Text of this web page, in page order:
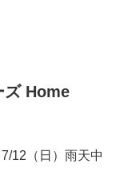
Home
12（日）雨天中